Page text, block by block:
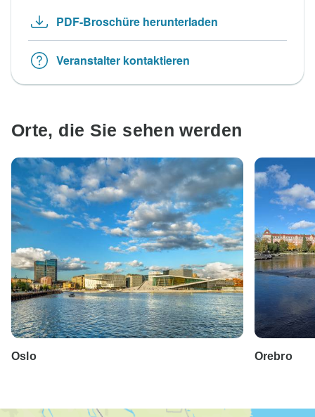
PDF-Broschüre herunterladen
Veranstalter kontaktieren
Orte, die Sie sehen werden
Oslo Orebro